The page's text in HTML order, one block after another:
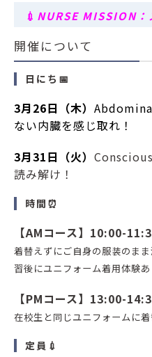
💉 NURSE MISSION：
開催について
日にち📅
3月26日 （木）
ない内臓を感じ取れ！
3月31日（火）
読み解け！
時間⏰
【AMコース】10:00-
着替えずにご自身の服装のま
習後にユニフォーム着用体験あ
【PMコース】13:00-
在校生と同じユニフォームに着
定員💉